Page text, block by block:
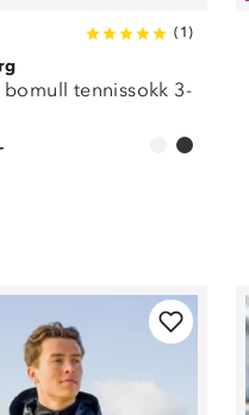
( 1 )
bomull tennissokk 3-